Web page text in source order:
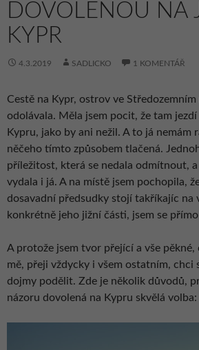
DOVOLENOU NA
KYPR
4.3.2019 SADLICKO 1 KOMENTÁŘ
Cestě na Kypr, ostrov ve
odolávala. Měla jsem pocit, že tam
Kypru, jako by ani nežil. A to já nemám
něčeho tímto způsobem tlačená.
příležitost, která se nedala odmítnout, a
vydala i já. A na místě jsem pochopila,
dosavadní předsudky stojí takříkajíc na
konkrétně jeho jižní části, jsem se
A protože jsem tvor přející a vše
mě, přeji vždycky i všem ostatním, chci
dojmy podělit. Zde je několik důvodů,
názoru dovolená na Kypru skvělá volba: